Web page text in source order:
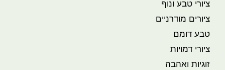
ציורי טבע ונוף
ציורים מודרניים
טבע דומם
ציורי דמויות
זוגיות ואהבה